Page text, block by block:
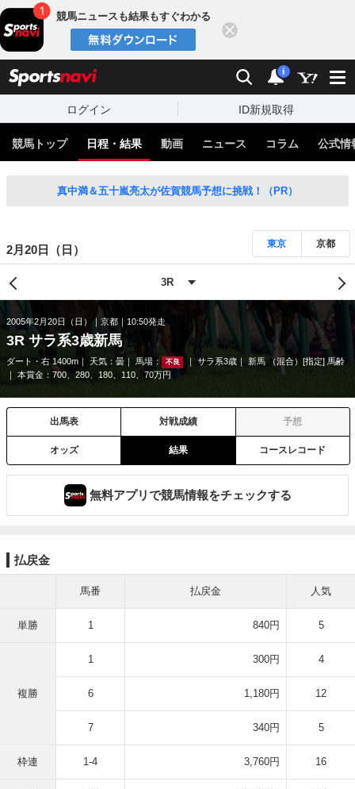
競馬ニュースも結果もすぐわかる
検索 通知
i
ログイン ID新規取得
競馬トップ 日程・結果 動画 ニュース コラム 公式情
真中満＆五十嵐亮太が佐賀競馬予想に挑戦！（PR）
2月20日（日） 東京 京都
2005年2月20日（日） 京都 10:50発走
3R サラ系3歳新馬
ダート・右 1400m 天気： 曇 馬場： 不良 サラ系3歳
新馬 （混合）[指定] 馬齢
本賞金：700、280、180、110、70万円
出馬表 対戦成績 予想
オッズ 結果 コースレコード
無料アプリで競馬情報をチェックする
払戻金
馬番 払戻金 人気
単勝 1 840円 5
複勝
1 300円 4
6 1,180円 12
7 340円 5
枠連 1-4 3,760円 16